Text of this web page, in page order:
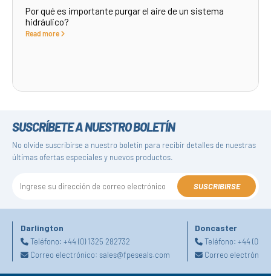
Por qué es importante purgar el aire de un sistema
hidráulico?
Read more
SUSCRÍBETE A NUESTRO BOLETÍN
No olvide suscribirse a nuestro boletín para recibir detalles de nuestras
últimas ofertas especiales y nuevos productos.
SUSCRIBIRSE
Darlington
Teléfono: +44 (0) 1325 282732
Correo electrónico: sales@fpeseals.com
Doncaster
Teléfono:+44 (0)
Correo